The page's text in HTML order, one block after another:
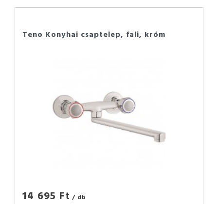
Teno Konyhai csaptelep, fali, króm
14 695 Ft / db